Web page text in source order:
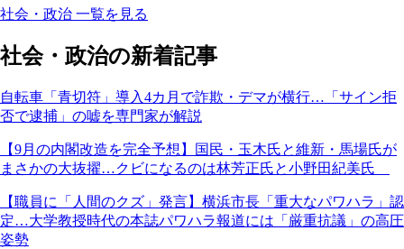
社会・政治 一覧を見る
社会・政治の新着記事
自転車「青切符」導入4カ月で詐欺・デマが横行…「サイン拒
否で逮捕」の嘘を専門家が解説
【9月の内閣改造を完全予想】国民・玉木氏と維新・馬場氏が
まさかの大抜擢…クビになるのは林芳正氏と小野田紀美氏
【職員に「人間のクズ」発言】横浜市長「重大なパワハラ」認
定…大学教授時代の本誌パワハラ報道には「厳重抗議」の高圧
姿勢